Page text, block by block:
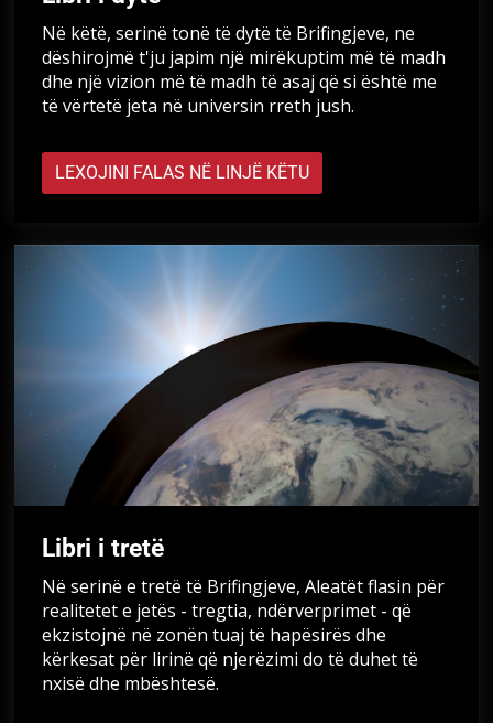
Në këtë, serinë tonë të dytë të Brifingjeve, ne
dëshirojmë t'ju japim një mirëkuptim më të madh
dhe një vizion më të madh të asaj që si është me
të vërtetë jeta në universin rreth jush.
LEXOJINI FALAS NË LINJË KËTU
Libri i tretë
Në serinë e tretë të Brifingjeve, Aleatët flasin për
realitetet e jetës - tregtia, ndërverprimet - që
ekzistojnë në zonën tuaj të hapësirës dhe
kërkesat për lirinë që njerëzimi do të duhet të
nxisë dhe mbështesë.